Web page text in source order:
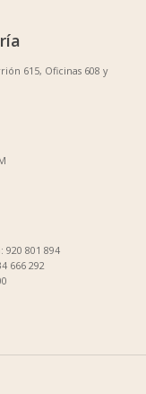
615, Oficinas 608 y
920 801 894
666 292